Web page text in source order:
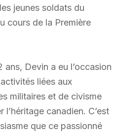
jeunes soldats du
cours de la Première
ans, Devin a eu l’occasion
liées aux
militaires et de civisme
l’héritage canadien. C’est
que ce passionné